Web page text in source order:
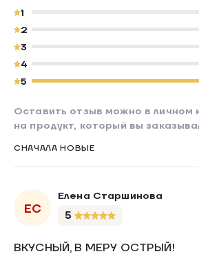
СНАЧАЛА НОВЫЕ
ЕС
Елена Старшинова
5
ВКУСНЫЙ, В МЕРУ ОСТРЫЙ!
1
2
3
4
5
Оставить отзыв можно в личном
на продукт, который вы